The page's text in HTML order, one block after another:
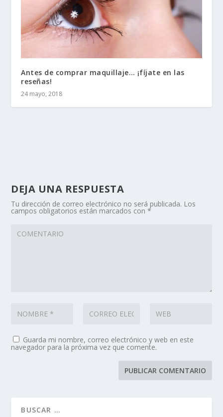
Antes de comprar maquillaje… ¡fíjate en las
reseñas!
24 mayo, 2018
DEJA UNA RESPUESTA
Tu dirección de correo electrónico no será publicada. Los
campos obligatorios están marcados con*
Guarda mi nombre, correo electrónico y web en este
navegador para la próxima vez que comente.